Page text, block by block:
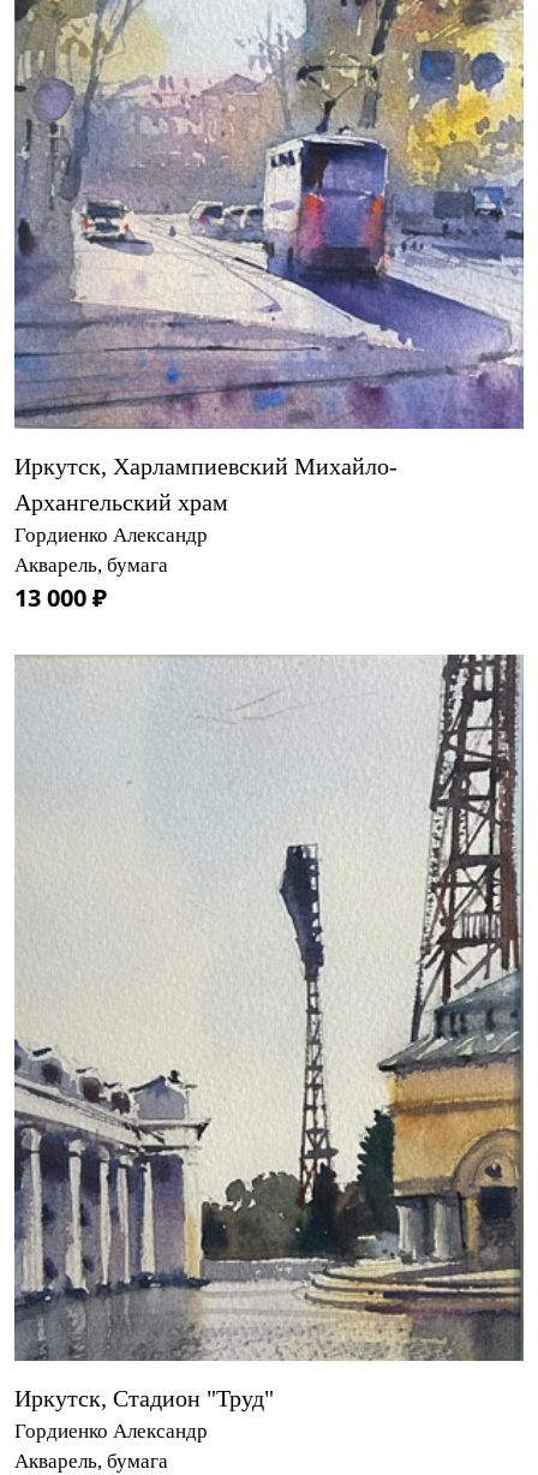
Иркутск, Харлампиевский Михайло-
Архангельский храм
Гордиенко Александр
Акварель, бумага
13 000 ₽
Иркутск, Стадион "Труд"
Гордиенко Александр
Акварель, бумага